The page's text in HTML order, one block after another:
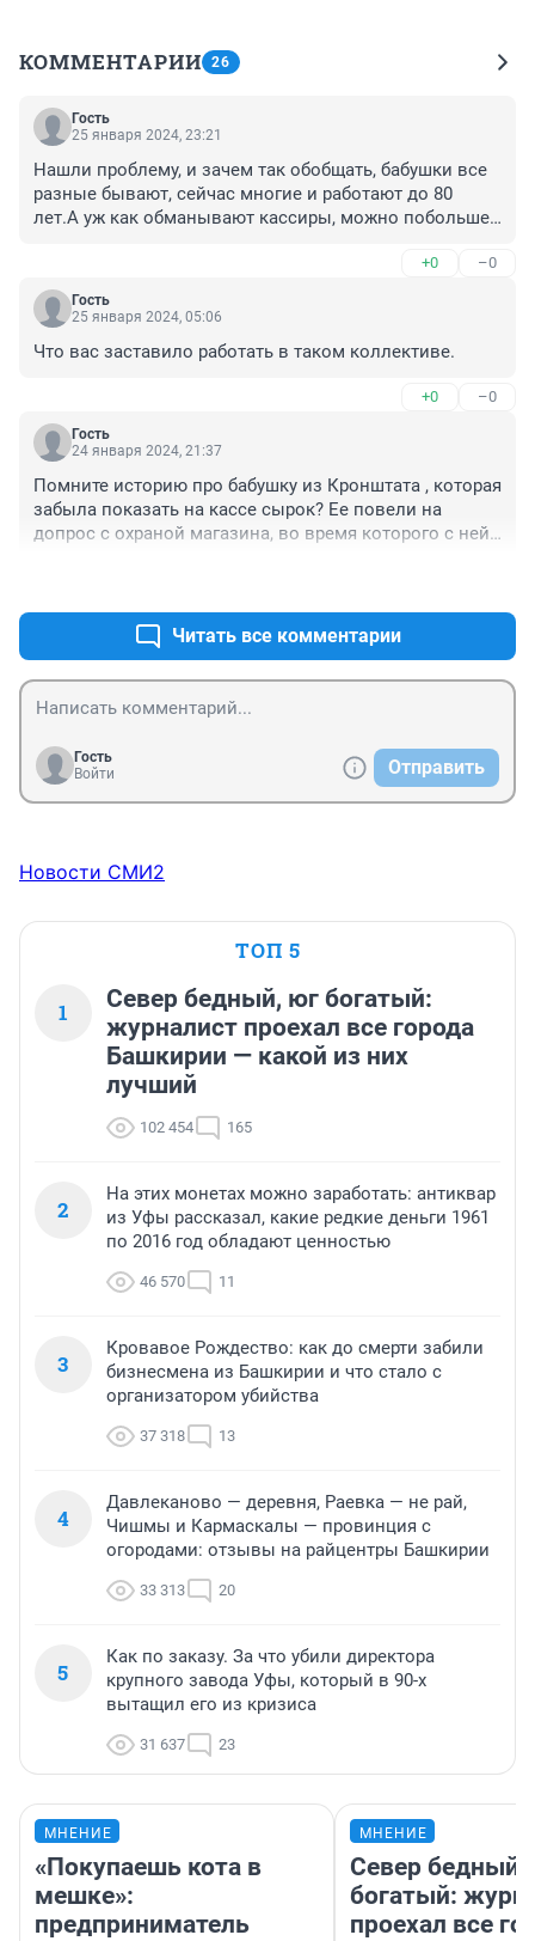
КОММЕНТАРИИ 26
Гость
25 января 2024, 23:21
Нашли проблему, и зачем так обобщать, бабушки все
разные бывают, сейчас многие и работают до 80
лет.А уж как обманывают кассиры, можно побольше
+0 –0
Гость
25 января 2024, 05:06
Что вас заставило работать в таком коллективе.
+0 –0
Гость
24 января 2024, 21:37
Помните историю про бабушку из Кронштата , которая
забыла показать на кассе сырок? Ее повели на
допрос с охраной магазина, во время которого с ней
здоровы, об этом нужно помнить. Когда-то мы тоже
такими будем, и не надо зарекаться, что со мной
этого не случится...
Читать все комментарии
Гость
Войти
Отправить
Новости СМИ2
ТОП 5
1
Север бедный, юг богатый:
журналист проехал все города
Башкирии — какой из них
лучший
102 454 165
2
На этих монетах можно заработать: антиквар
из Уфы рассказал, какие редкие деньги 1961
по 2016 год обладают ценностью
46 570 11
3
Кровавое Рождество: как до смерти забили
бизнесмена из Башкирии и что стало с
организатором убийства
37 318 13
4
Давлеканово — деревня, Раевка — не рай,
Чишмы и Кармаскалы — провинция с
огородами: отзывы на райцентры Башкирии
33 313 20
5
Как по заказу. За что убили директора
крупного завода Уфы, который в 90-х
вытащил его из кризиса
31 637 23
МНЕНИЕ
«Покупаешь кота в
мешке»:
предприниматель
МНЕНИЕ
Север бедный,
богатый:
проехал все